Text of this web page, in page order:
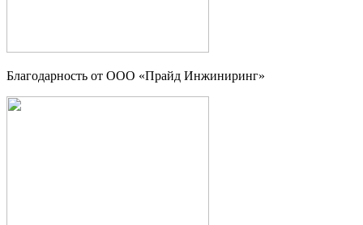
Благодарность от ООО «Прайд Инжиниринг»